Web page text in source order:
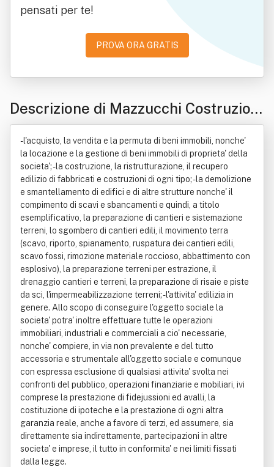
pensati per te!
PROVA ORA GRATIS
Descrizione di Mazzucchi Costruzioni
Srl
- l'acquisto, la vendita e la permuta di beni immobili, nonche'
la locazione e la gestione di beni immobili di proprieta' della
societa'; - la costruzione, la ristrutturazione, il recupero
edilizio di fabbricati e costruzioni di ogni tipo; - la demolizione
e smantellamento di edifici e di altre strutture nonche' il
compimento di scavi e sbancamenti e quindi, a titolo
esemplificativo, la preparazione di cantieri e sistemazione
terreni, lo sgombero di cantieri edili, il movimento terra
(scavo, riporto, spianamento, ruspatura dei cantieri edili,
scavo fossi, rimozione materiale roccioso, abbattimento con
esplosivo), la preparazione terreni per estrazione, il
drenaggio cantieri e terreni, la preparazione di risaie e piste
da sci, l'impermeabilizzazione terreni; - l'attivita' edilizia in
genere. Allo scopo di conseguire l'oggetto sociale la
societa' potra' inoltre effettuare tutte le operazioni
immobiliari, industriali e commerciali a cio' necessarie,
nonche' compiere, in via non prevalente e del tutto
accessoria e strumentale all'oggetto sociale e comunque
con espressa esclusione di qualsiasi attivita' svolta nei
confronti del pubblico, operazioni finanziarie e mobiliari, ivi
comprese la prestazione di fidejussioni ed avalli, la
costituzione di ipoteche e la prestazione di ogni altra
garanzia reale, anche a favore di terzi, ed assumere, sia
direttamente sia indirettamente, partecipazioni in altre
societa' e imprese, il tutto in conformita' e nei limiti fissati
dalla legge.